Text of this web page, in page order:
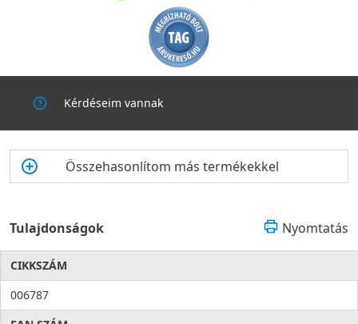
Kérdéseim vannak
Összehasonlítom más termékekkel
Tulajdonságok Nyomtatás
CIKKSZÁM
006787